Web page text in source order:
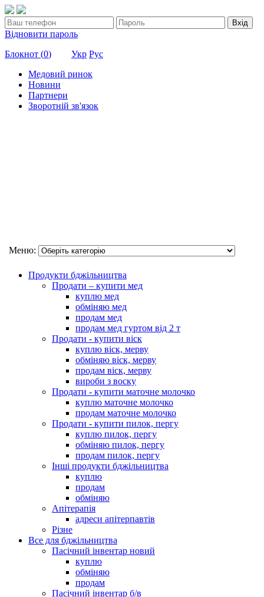
Вхід
Відновити пароль
Блокнот (0) Укр Рус
Медовий ринок
Новини
Партнери
Зворотній зв'язок
Меню:
Продукти бджільництва
Продати – купити мед
куплю мед
обміняю мед
продам мед
продам мед гуртом від 2 т
Продати - купити віск
куплю віск, мерву
обміняю віск, мерву
продам віск, мерву
вироби з воску
Продати - купити маточне молочко
куплю маточне молочко
продам маточне молочко
Продати - купити пилок, пергу
куплю пилок, пергу
обміняю пилок, пергу
продам пилок, пергу
Інші продукти бджільництва
куплю
продам
обміняю
Апітерапія
адреси апітерпавтів
Різне
Все для бджільництва
Пасічний інвентар новий
куплю
обміняю
продам
Пасічний інвентар б/в